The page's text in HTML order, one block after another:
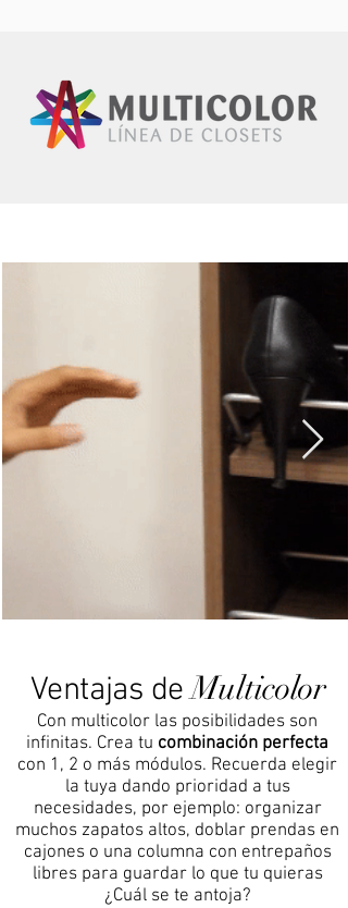
Ventajas deMulticolor
Con multicolor las posibilidades son
infinitas. Crea tu combinación perfecta
con 1, 2 o más módulos. Recuerda elegir
la tuya dando prioridad a tus
necesidades, por ejemplo: organizar
muchos zapatos altos, doblar prendas en
cajones o una columna con entrepaños
libres para guardar lo que tu quieras
¿Cuál se te antoja?